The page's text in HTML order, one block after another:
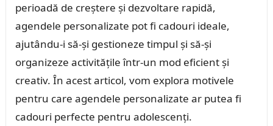
perioadă de creștere și dezvoltare rapidă,
agendele personalizate pot fi cadouri ideale,
ajutându-i să-și gestioneze timpul și să-și
organizeze activitățile într-un mod eficient și
creativ. În acest articol, vom explora motivele
pentru care agendele personalizate ar putea fi
cadouri perfecte pentru adolescenți.